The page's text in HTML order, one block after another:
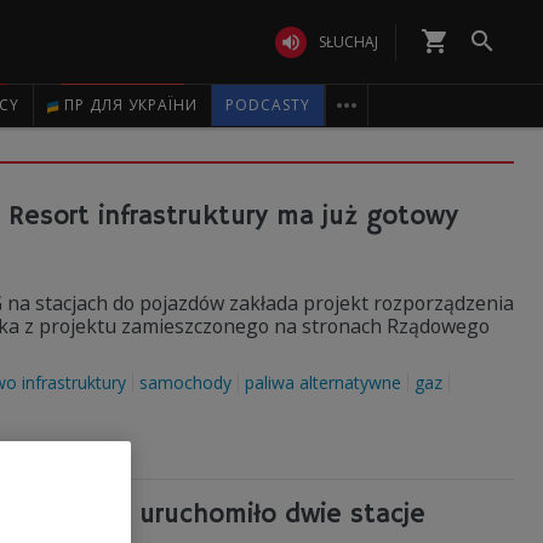
 SŁUCHAJ shopping_cart 
ПР ДЛЯ УКРАЇНИ PODCASTY 
Resort infrastruktury ma już gotowy
stacjach do pojazdów zakłada projekt rozporządzenia
projektu zamieszczonego na stronach Rządowego
infrastruktury samochody paliwa alternatywne gaz
uruchomiło dwie stacje